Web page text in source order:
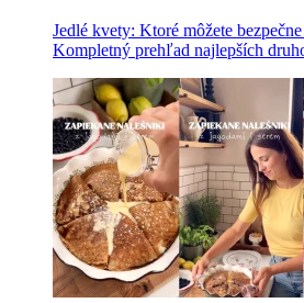
Jedlé kvety: Ktoré môžete
Kompletný prehľad najlepších